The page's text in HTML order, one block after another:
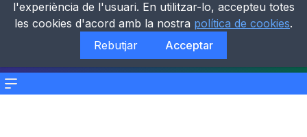
Menu
l'experiència de l'usuari. En utilitzar-lo, accepteu totes
les cookies d'acord amb la nostra política de cookies.
Rebutjar
Acceptar